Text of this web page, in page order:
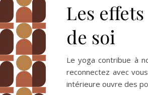
Les
de soi
Le yoga contribue à
reconnectez avec
intérieure ouvre des